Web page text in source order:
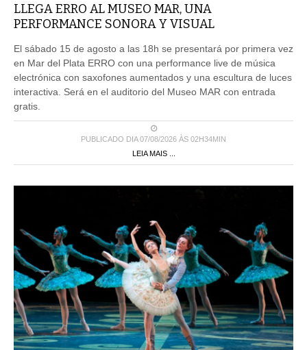
LLEGA ERRO AL MUSEO MAR, UNA
PERFORMANCE SONORA Y VISUAL
El sábado 15 de agosto a las 18h se presentará por primera vez
en Mar del Plata ERRO con una performance live de música
electrónica con saxofones aumentados y una escultura de luces
interactiva. Será en el auditorio del Museo MAR con entrada
gratis.
PUBLICADO DIA 07/08/2026 ÀS 02H34MIN
LEIA MAIS ...